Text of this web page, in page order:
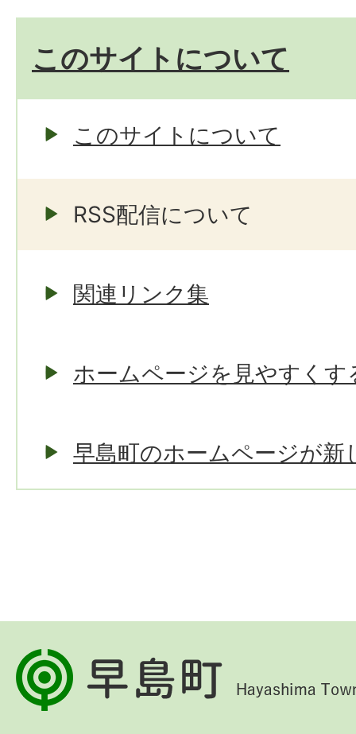
このサイトについて
このサイトについて
RSS配信について
関連リンク集
ホームページを見やすくす
早島町のホームページが新
早
島